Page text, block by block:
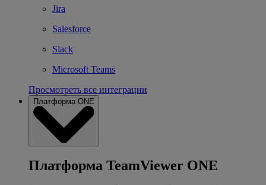
Jira
Salesforce
Slack
Microsoft Teams
Просмотреть все интеграции
Платформа ONE
Платформа TeamViewer ONE